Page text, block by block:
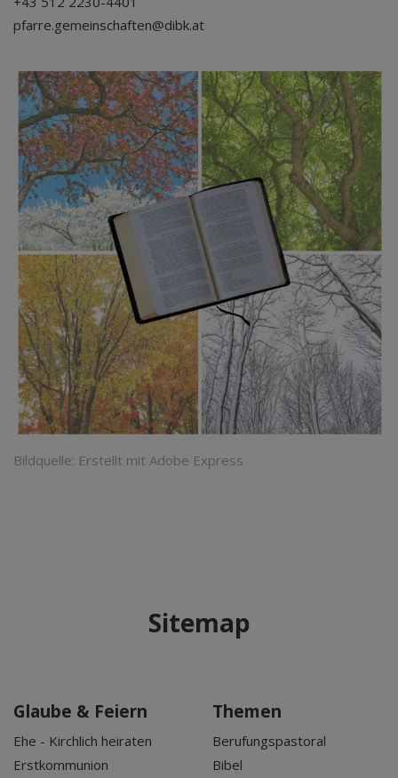
pfarre.gemeinschaften@dibk.at
Bildquelle: Erstellt mit Adobe Express
Sitemap
Glaube & Feiern
Ehe - Kirchlich heiraten
Erstkommunion
Themen
Berufungspastoral
Bibel